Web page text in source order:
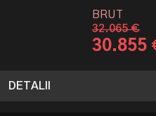
BRUT
32.065 €
30.855
DETALII